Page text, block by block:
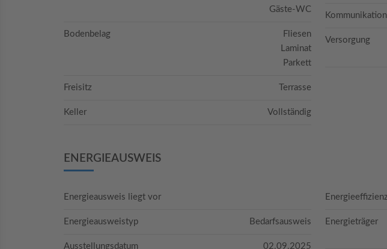
Gäste-WC
Bodenbelag
Fliesen
Laminat
Parkett
Freisitz Terrasse
Keller Vollständig
Kommunikation
Versorgung
ENERGIEAUSWEIS
Energieausweis liegt vor
Energieausweistyp Bedarfsausweis
Ausstellungsdatum 02.09.2025
Energieträger